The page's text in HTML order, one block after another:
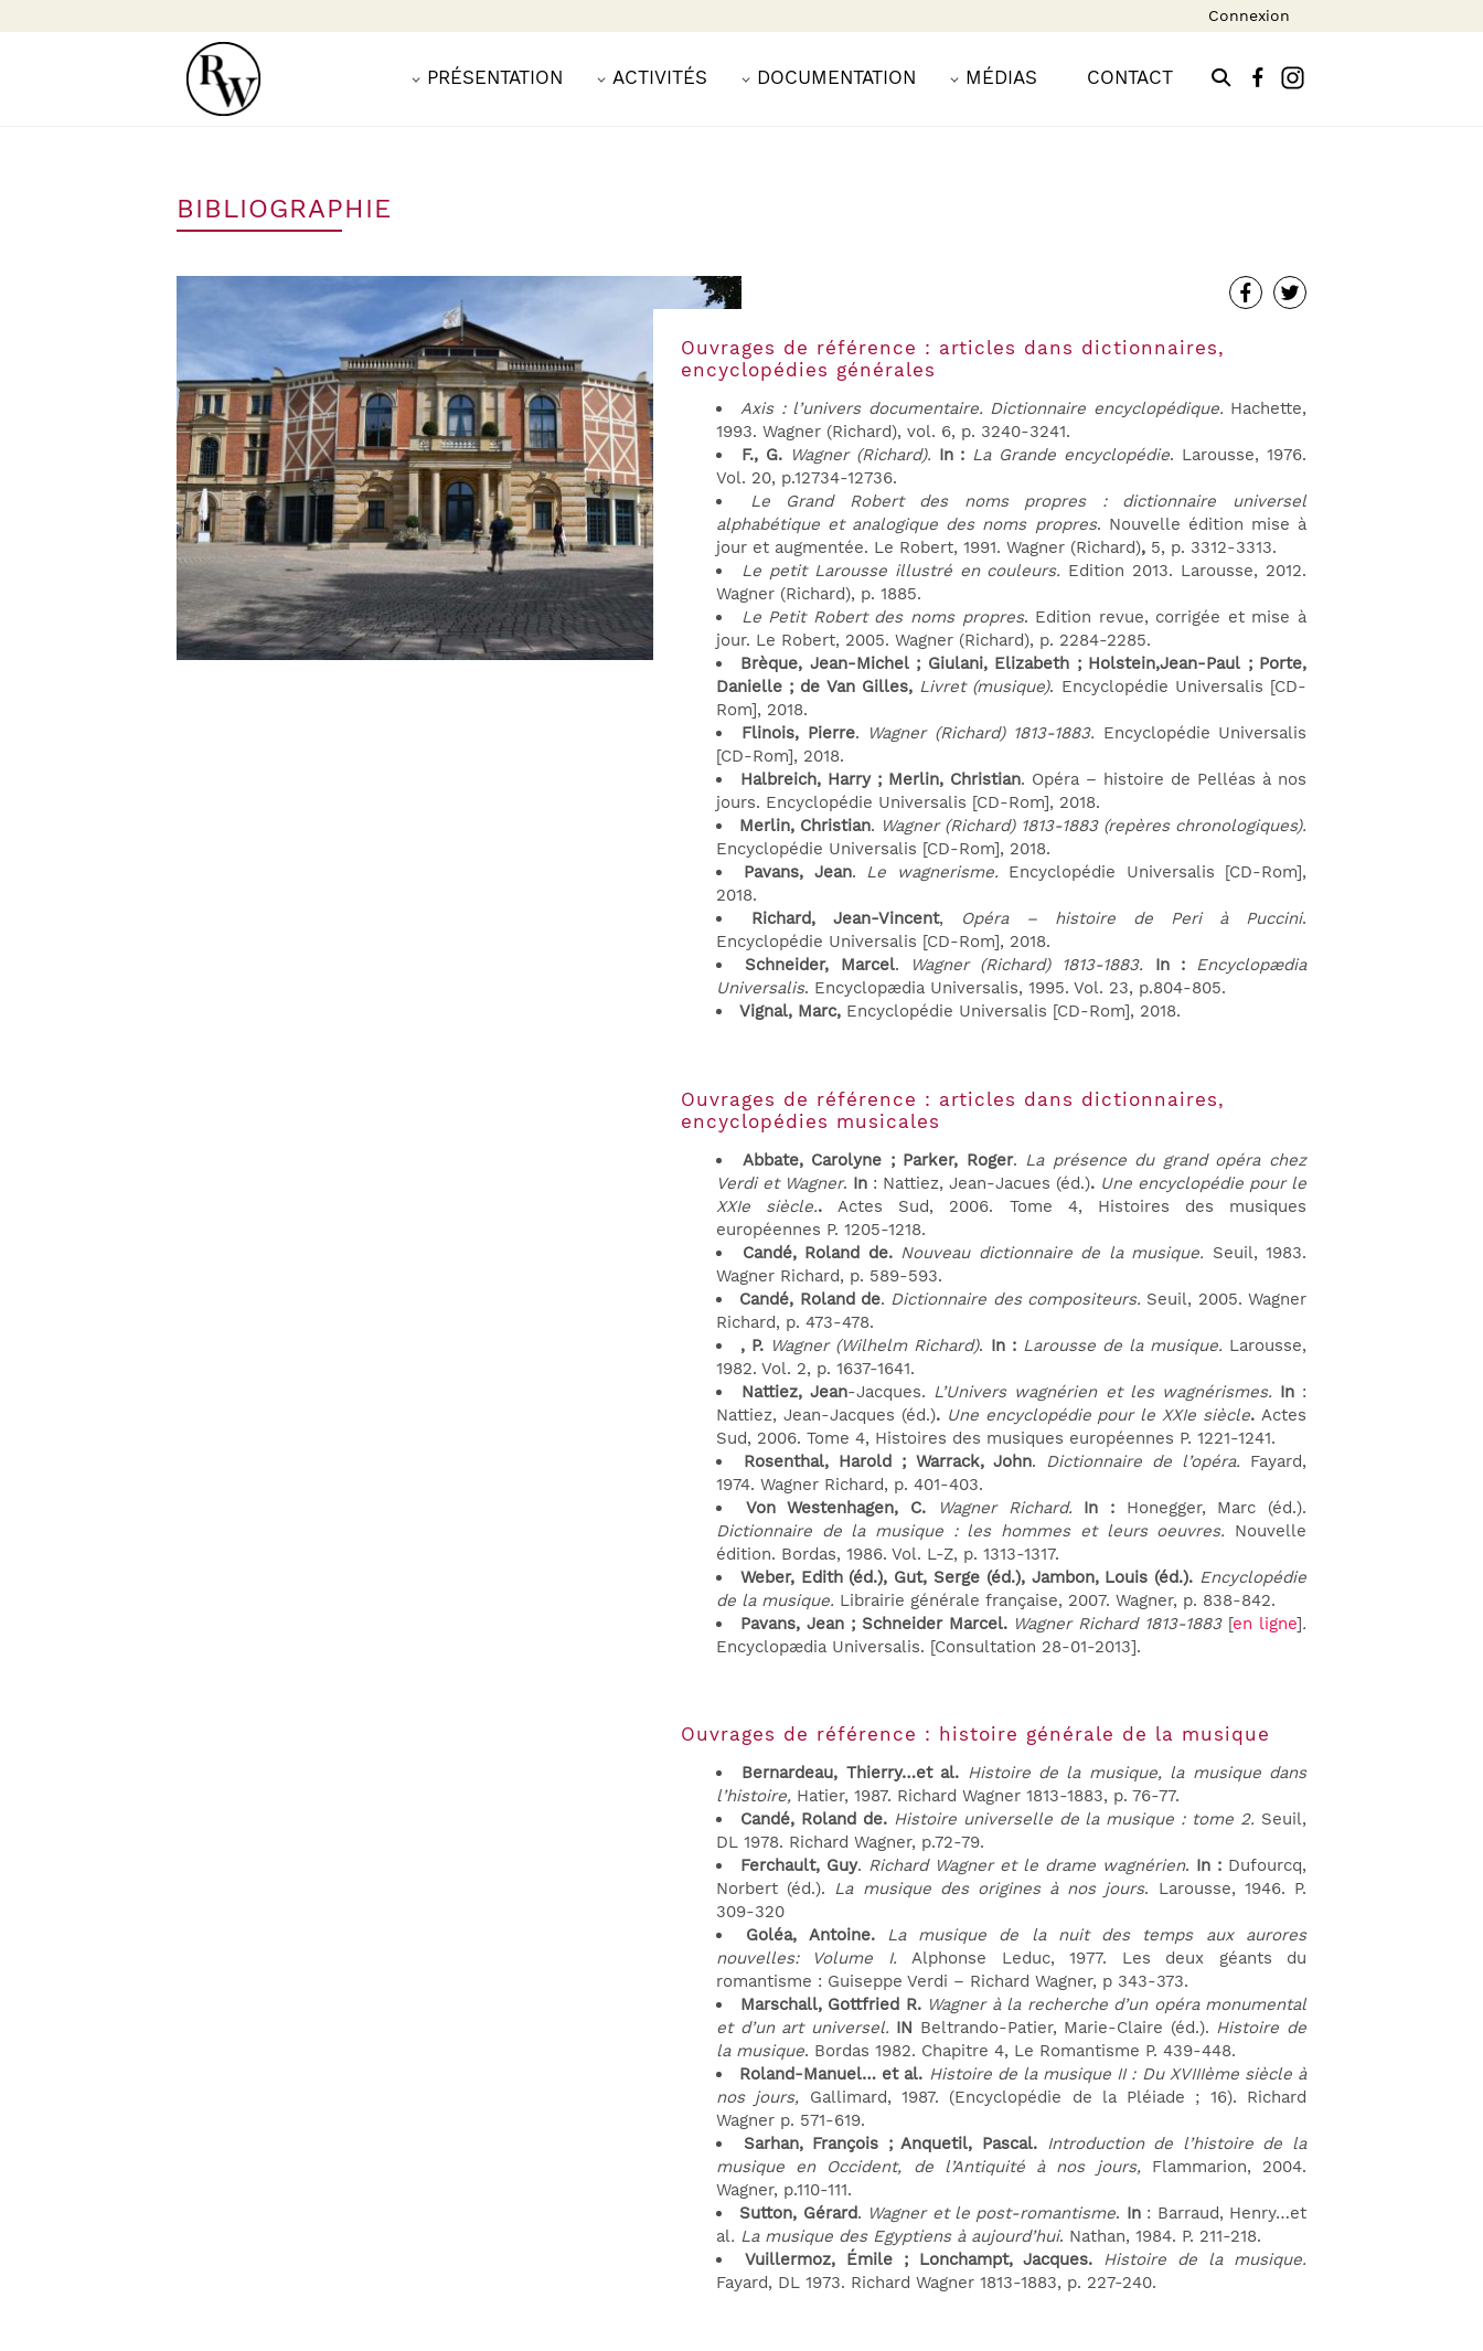
Connexion
PRÉSENTATION ACTIVITÉS DOCUMENTATION MÉDIAS CONTACT
BIBLIOGRAPHIE
Ouvrages de référence : articles dans dictionnaires,
encyclopédies générales
Axis : l’univers documentaire. Dictionnaire encyclopédique. Hachette,
1993. Wagner (Richard), vol. 6, p. 3240-3241.
F., G. Wagner (Richard). In : La Grande encyclopédie. Larousse, 1976.
Vol. 20, p.12734-12736.
Le Grand Robert des noms propres : dictionnaire universel
alphabétique et analogique des noms propres. Nouvelle édition mise à
jour et augmentée. Le Robert, 1991. Wagner (Richard), 5, p. 3312-3313.
Le petit Larousse illustré en couleurs. Edition 2013. Larousse, 2012.
Wagner (Richard), p. 1885.
Le Petit Robert des noms propres. Edition revue, corrigée et mise à
jour. Le Robert, 2005. Wagner (Richard), p. 2284-2285.
Brèque, Jean-Michel ; Giulani, Elizabeth ; Holstein,Jean-Paul ; Porte,
Danielle ; de Van Gilles, Livret (musique). Encyclopédie Universalis [CD-
Rom], 2018.
Flinois, Pierre. Wagner (Richard) 1813-1883. Encyclopédie Universalis
[CD-Rom], 2018.
Halbreich, Harry ; Merlin, Christian. Opéra – histoire de Pelléas à nos
jours. Encyclopédie Universalis [CD-Rom], 2018.
Merlin, Christian. Wagner (Richard) 1813-1883 (repères chronologiques).
Encyclopédie Universalis [CD-Rom], 2018.
Pavans, Jean. Le wagnerisme. Encyclopédie Universalis [CD-Rom],
2018.
Richard, Jean-Vincent, Opéra – histoire de Peri à Puccini.
Encyclopédie Universalis [CD-Rom], 2018.
Schneider, Marcel. Wagner (Richard) 1813-1883. In : Encyclopædia
Universalis. Encyclopædia Universalis, 1995. Vol. 23, p.804-805.
Vignal, Marc, Encyclopédie Universalis [CD-Rom], 2018.
Ouvrages de référence : articles dans dictionnaires,
encyclopédies musicales
Abbate, Carolyne ; Parker, Roger. La présence du grand opéra chez
Verdi et Wagner. In : Nattiez, Jean-Jacues (éd.). Une encyclopédie pour le
XXIe siècle.. Actes Sud, 2006. Tome 4, Histoires des musiques
européennes P. 1205-1218.
Candé, Roland de. Nouveau dictionnaire de la musique. Seuil, 1983.
Wagner Richard, p. 589-593.
Candé, Roland de. Dictionnaire des compositeurs. Seuil, 2005. Wagner
Richard, p. 473-478.
, P. Wagner (Wilhelm Richard). In : Larousse de la musique. Larousse,
1982. Vol. 2, p. 1637-1641.
Nattiez, Jean-Jacques. L’Univers wagnérien et les wagnérismes. In :
Nattiez, Jean-Jacques (éd.). Une encyclopédie pour le XXIe siècle. Actes
Sud, 2006. Tome 4, Histoires des musiques européennes P. 1221-1241.
Rosenthal, Harold ; Warrack, John. Dictionnaire de l’opéra. Fayard,
1974. Wagner Richard, p. 401-403.
Von Westenhagen, C.
Wagner Richard. In : Honegger, Marc (éd.).
Dictionnaire de la musique : les hommes et leurs oeuvres. Nouvelle
édition. Bordas, 1986. Vol. L-Z, p. 1313-1317.
Weber, Edith (éd.), Gut, Serge (éd.), Jambon, Louis (éd.). Encyclopédie
de la musique. Librairie générale française, 2007. Wagner, p. 838-842.
Pavans, Jean ; Schneider Marcel. Wagner Richard 1813-1883 [en ligne].
Encyclopædia Universalis. [Consultation 28-01-2013].
Ouvrages de référence : histoire générale de la musique
Bernardeau, Thierry…et al. Histoire de la musique, la musique dans
l’histoire, Hatier, 1987. Richard Wagner 1813-1883, p. 76-77.
Candé, Roland de. Histoire universelle de la musique : tome 2. Seuil,
DL 1978. Richard Wagner, p.72-79.
Ferchault, Guy. Richard Wagner et le drame wagnérien. In : Dufourcq,
Norbert (éd.). La musique des origines à nos jours. Larousse, 1946. P.
309-320
Goléa, Antoine. La musique de la nuit des temps aux aurores
nouvelles: Volume I.Alphonse Leduc, 1977. Les deux géants du
romantisme : Guiseppe Verdi – Richard Wagner, p 343-373.
Marschall, Gottfried R. Wagner à la recherche d’un opéra monumental
et d’un art universel. IN Beltrando-Patier, Marie-Claire (éd.). Histoire de
la musique. Bordas 1982. Chapitre 4, Le Romantisme P. 439-448.
Roland-Manuel… et al. Histoire de la musique II : Du XVIIIème siècle à
nos jours, Gallimard, 1987. (Encyclopédie de la Pléiade ; 16). Richard
Wagner p. 571-619.
Sarhan, François ; Anquetil, Pascal. Introduction de l’histoire de la
musique en Occident, de l’Antiquité à nos jours, Flammarion, 2004.
Wagner, p.110-111.
Sutton, Gérard. Wagner et le post-romantisme. In : Barraud, Henry…et
al. La musique des Egyptiens à aujourd’hui. Nathan, 1984. P. 211-218.
Vuillermoz, Émile ; Lonchampt, Jacques. Histoire de la musique.
Fayard, DL 1973. Richard Wagner 1813-1883, p. 227-240.